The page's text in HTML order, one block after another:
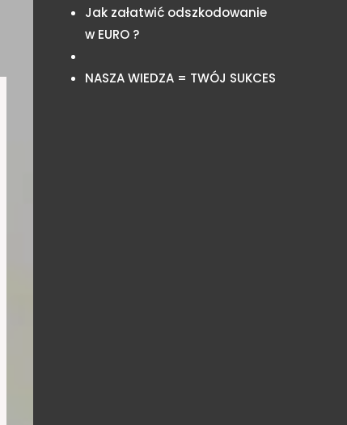
Jak załatwić odszkodowanie
w EURO ?
NASZA WIEDZA = TWÓJ SUKCES